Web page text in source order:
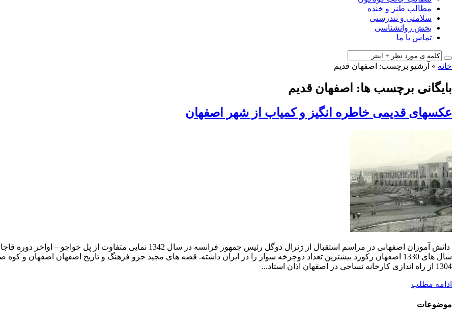
مطالب طنز و خنده
سلامتی و تندرستی
بخش روانشناسی
تماس با ما
خانه » آرشیو برچسب: اصفهان قدیم
بایگانی برچسب ها: اصفهان قدیم
عکسهای قدیمی خاطره انگیز و کمیاب از شهر اصفهان
دانش آموزان اصفهانی در مراسم استقبال از ژنرال دوگل رئیس جمهور فرانسه در
1304 از راه اندازی کارخانه نساجی در اصفهان اذان استاد...
ادامه مطلب
موضوعات